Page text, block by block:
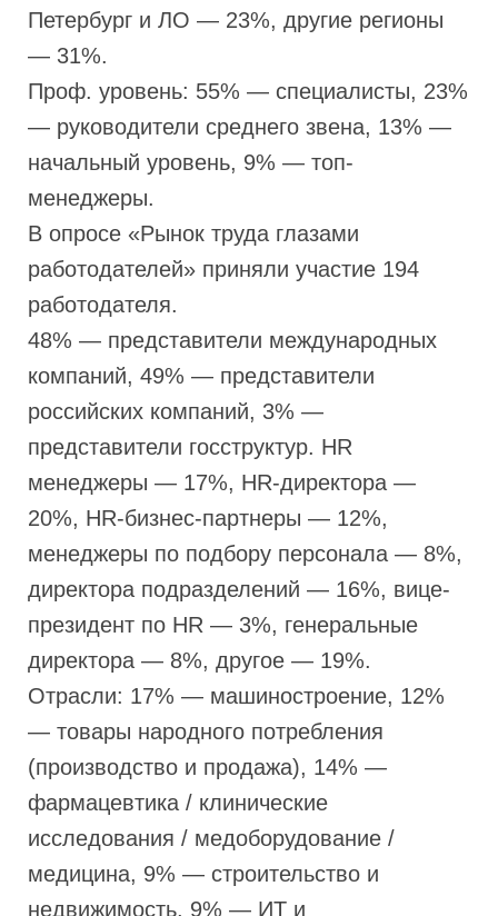
Петербург и ЛО — 23%, другие регионы
— 31%.
Проф. уровень: 55% — специалисты, 23%
— руководители среднего звена, 13% —
начальный уровень, 9% — топ-
менеджеры.
В опросе «Рынок труда глазами
работодателей» приняли участие 194
работодателя.
48% — представители международных
компаний, 49% — представители
российских компаний, 3% —
представители госструктур. HR
менеджеры — 17%, HR-директора —
20%, HR-бизнес-партнеры — 12%,
менеджеры по подбору персонала — 8%,
директора подразделений — 16%, вице-
президент по HR — 3%, генеральные
директора — 8%, другое — 19%.
Отрасли: 17% — машиностроение, 12%
— товары народного потребления
(производство и продажа), 14% —
фармацевтика / клинические
исследования / медоборудование /
медицина, 9% — строительство и
недвижимость, 9% — ИТ и